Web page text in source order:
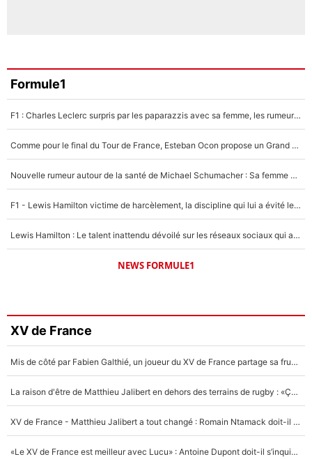
Formule1
F1 : Charles Leclerc surpris par les paparazzis avec sa femme, les rumeurs étaient vraies !
Comme pour le final du Tour de France, Esteban Ocon propose un Grand Prix de Formule 1 à Paris : «Autour de l’Arc de Triomphe, ce serait génial» !
Nouvelle rumeur autour de la santé de Michael Schumacher : Sa femme Corinna sort du silence
F1 - Lewis Hamilton victime de harcèlement, la discipline qui lui a évité le pire : «J'aurais probablement mal tourné»
Lewis Hamilton : Le talent inattendu dévoilé sur les réseaux sociaux qui a impressionné Kim Kardashian pendant leurs vacances en amoureux !
NEWS FORMULE1
XV de France
Mis de côté par Fabien Galthié, un joueur du XV de France partage sa frustration : «ils ne me l’ont pas dit tout de suite»
La raison d'être de Matthieu Jalibert en dehors des terrains de rugby : «Ça m'atteint autant que si tu touches à un membre de ma famille»
XV de France - Matthieu Jalibert a tout changé : Romain Ntamack doit-il s’inquiéter pour sa place à un an de la Coupe du monde ?
«Le XV de France est meilleur avec Lucu» : Antoine Dupont doit-il s’inquiéter pour sa place ?